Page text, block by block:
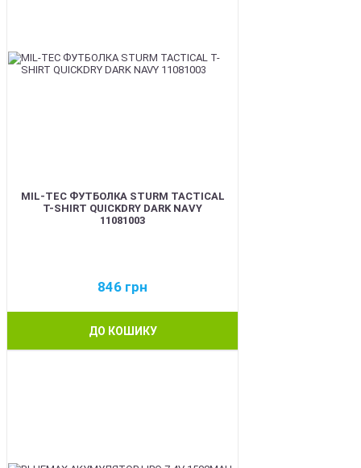
MIL-TEC ФУТБОЛКА STURM TACTICAL
T-SHIRT QUICKDRY DARK NAVY
11081003
846 грн
ДО КОШИКУ